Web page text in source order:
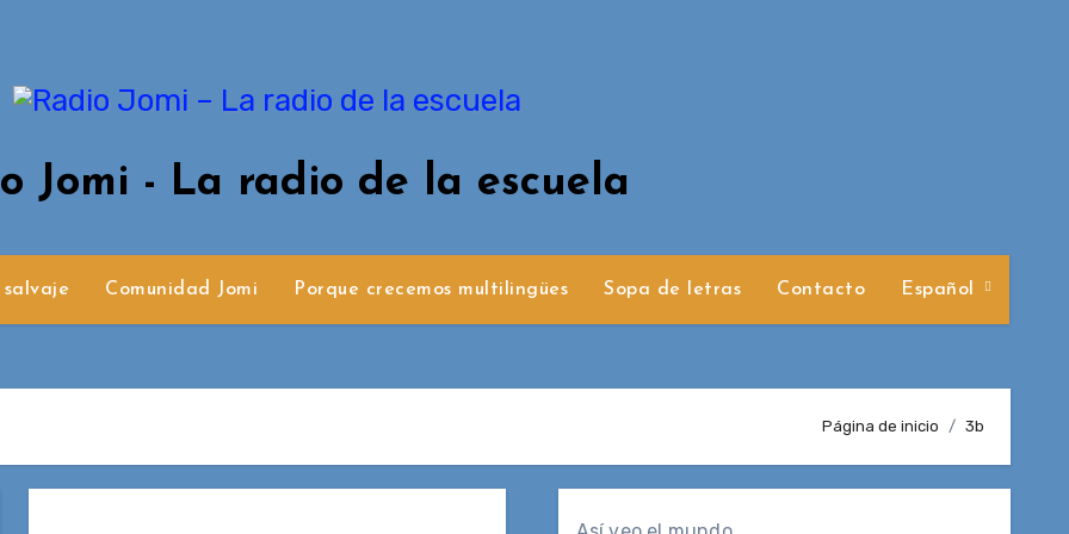
Jomi - La radio de la escuela
salvaje Comunidad Jomi Porque crecemos multilingües Sopa de letras Contacto Español
Página de inicio 3b